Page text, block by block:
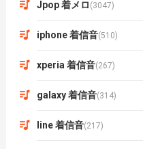
Jpop 着メロ (3047)
iphone 着信音(510)
xperia 着信音(267)
galaxy 着信音(314)
line 着信音(217)